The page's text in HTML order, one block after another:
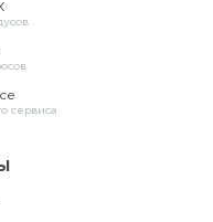
сервиса